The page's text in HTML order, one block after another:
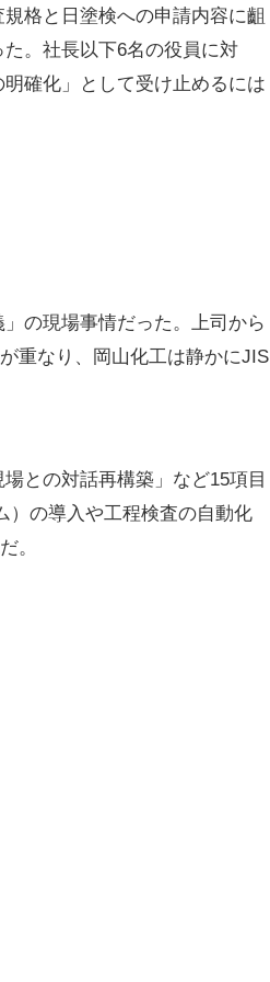
格と日塗検への申請内容に齟
。社長以下6名の役員に対
確化」として受け止めるには
の現場事情だった。上司から
重なり、岡山化工は静かにJIS
との対話再構築」など15項目
）の導入や工程検査の自動化
。